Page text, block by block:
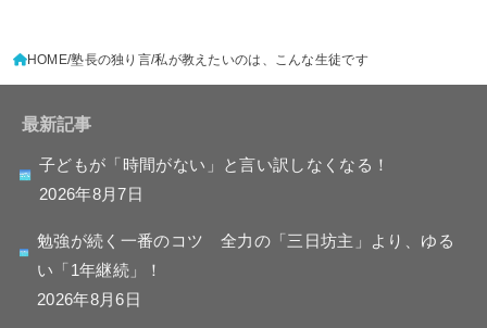
HOME 塾長の独り言 私が教えたいのは、こんな生徒です
最新記事
子どもが「時間がない」と言い訳しなくなる！
2026年8月7日
勉強が続く一番のコツ 全力の「三日坊主」より、ゆる
い「1年継続」！
2026年8月6日